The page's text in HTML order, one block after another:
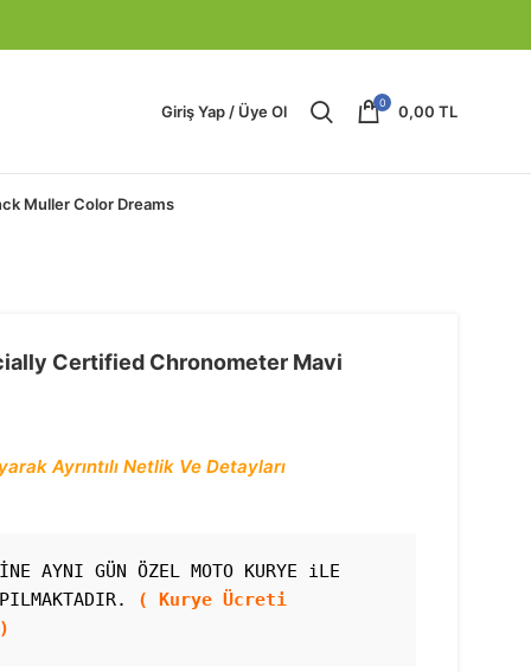
Giriş Yap / Üye Ol 0 0,00 TL
Muller Color Dreams
Certified Chronometer Mavi
Ayrıntılı Netlik Ve Detayları
AYNI GÜN ÖZEL MOTO KURYE iLE
( Kurye Ücreti